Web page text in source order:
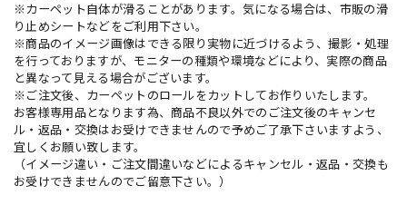
※カーペット自体が滑ることがあります。気になる場合は、市販の滑
り止めシートなどをご利用下さい。
※商品のイメージ画像はできる限り実物に近づけるよう、撮影・処理
を行っておりますが、モニターの種類や環境などにより、実際の商品
と異なって見える場合がございます。
※ご注文後、カーペットのロールをカットしてお作りいたします。
お客様専用品となります為、商品不良以外でのご注文後のキャンセ
ル・返品・交換はお受けできませんので予めご了承下さいますよう、
宜しくお願い致します。
（イメージ違い・ご注文間違いなどによるキャンセル・返品・交換も
お受けできませんのでご留意下さい。）